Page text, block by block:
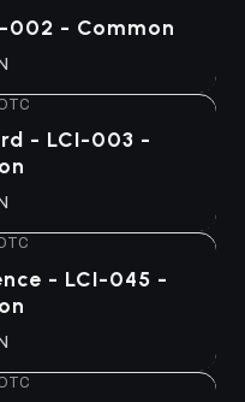
002 - Common
- LCI-003 -
- LCI-045 -